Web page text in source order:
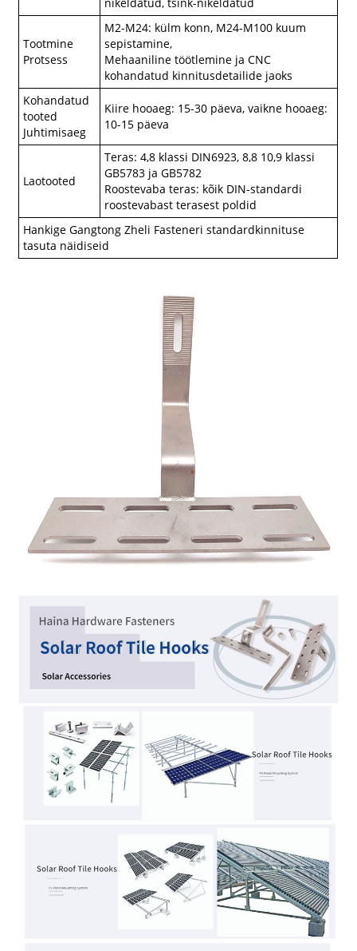
Tootmine
Protsess
M2-M24: külm konn, M24-M100 kuum
sepistamine,
Mehaaniline töötlemine ja CNC
kohandatud kinnitusdetailide jaoks
Kohandatud
tooted
Juhtimisaeg
Kiire hooaeg: 15-30 päeva, vaikne hooaeg:
10-15 päeva
Laotooted
Teras: 4,8 klassi DIN6923, 8,8 10,9 klassi
GB5783 ja GB5782
Roostevaba teras: kõik DIN-standardi
roostevabast terasest poldid
Hankige Gangtong Zheli Fasteneri standardkinnituse
tasuta näidiseid